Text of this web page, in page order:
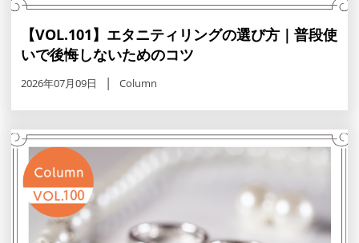
【VOL.101】エタニティリングの選び方｜普段使
いで後悔しないためのコツ
2026年07月09日 Column